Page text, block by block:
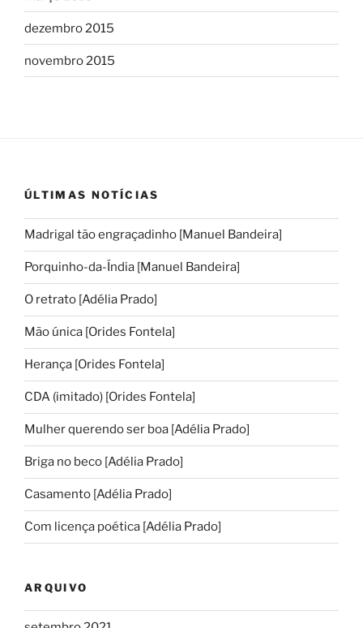
dezembro 2015
novembro 2015
ÚLTIMAS NOTÍCIAS
Madrigal tão engraçadinho [Manuel Bandeira]
Porquinho-da-Índia [Manuel Bandeira]
O retrato [Adélia Prado]
Mão única [Orides Fontela]
Herança [Orides Fontela]
CDA (imitado) [Orides Fontela]
Mulher querendo ser boa [Adélia Prado]
Briga no beco [Adélia Prado]
Casamento [Adélia Prado]
Com licença poética [Adélia Prado]
ARQUIVO